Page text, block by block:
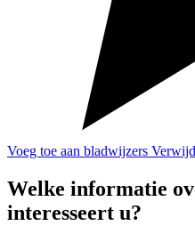
Voeg toe aan bladwijzers
Welke informatie
interesseert u?